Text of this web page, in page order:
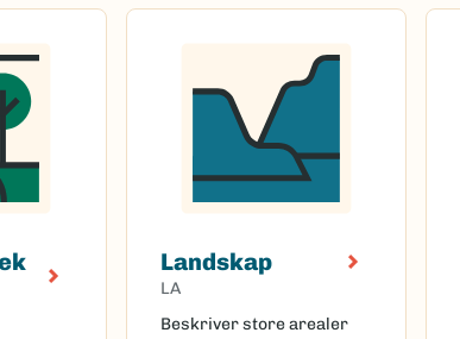
Landskap
LA
Beskriver store arealer